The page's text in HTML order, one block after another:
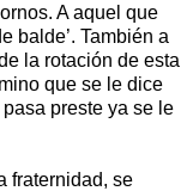
A aquel que
balde’. También a
la rotación de esta
que se le dice
preste ya se le
fraternidad, se